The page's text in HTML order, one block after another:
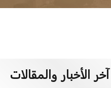
آخر الأخبار والمقالات